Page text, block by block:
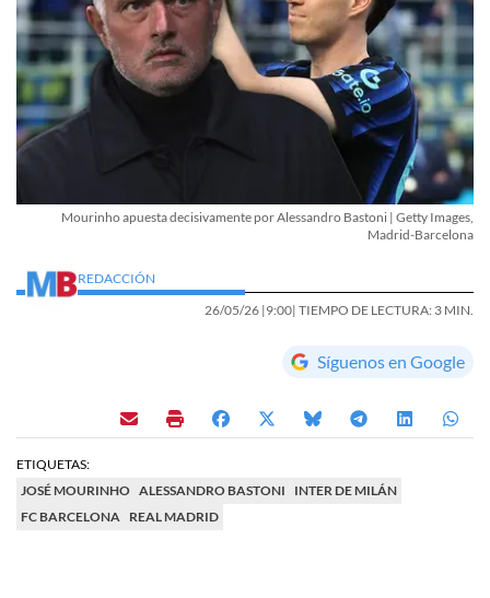
Mourinho apuesta decisivamente por Alessandro Bastoni | Getty Images,
Madrid-Barcelona
REDACCIÓN
26/05/26 |9:00| TIEMPO DE LECTURA: 3 MIN.
Síguenos en Google
ETIQUETAS:
JOSÉ MOURINHO ALESSANDRO BASTONI
INTER DE MILÁN
FC BARCELONA
REAL MADRID